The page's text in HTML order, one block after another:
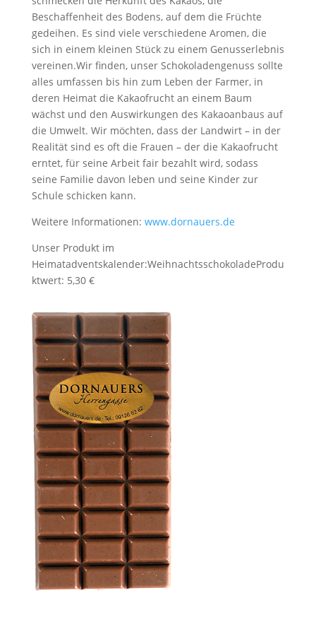
Beschaffenheit des Bodens, auf dem die Früchte
gedeihen. Es sind viele verschiedene Aromen, die
sich in einem kleinen Stück zu einem Genusserlebnis
vereinen.Wir finden, unser Schokoladengenuss sollte
alles umfassen bis hin zum Leben der Farmer, in
deren Heimat die Kakaofrucht an einem Baum
wächst und den Auswirkungen des Kakaoanbaus auf
die Umwelt. Wir möchten, dass der Landwirt – in der
Realität sind es oft die Frauen – der die Kakaofrucht
erntet, für seine Arbeit fair bezahlt wird, sodass
seine Familie davon leben und seine Kinder zur
Schule schicken kann.
Weitere Informationen: www.dornauers.de
Unser Produkt im
Heimatadventskalender:WeihnachtsschokoladeProdu
ktwert: 5,30 €